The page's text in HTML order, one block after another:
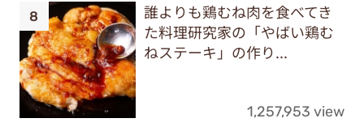
誰よりも鶏むね肉を食べてき
た料理研究家の「やばい鶏む
ねステーキ」の作り...
1,257,953 view